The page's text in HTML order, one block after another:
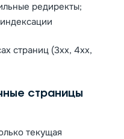
редиректы;
страниц (3xx, 4xx,
страницы
текущая